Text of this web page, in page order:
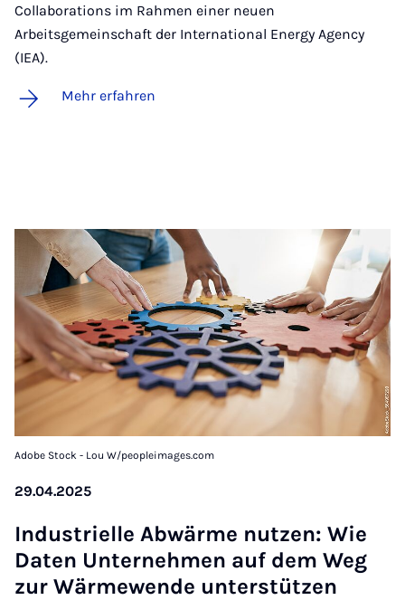
Collaborations im Rahmen einer neuen
Arbeitsgemeinschaft der International Energy Agency
(IEA).
Mehr erfahren
Adobe Stock - Lou W/peopleimages.com
29.04.2025
In­dus­tri­el­le Ab­wär­me nut­zen: Wie
Da­ten Un­ter­neh­men auf dem Weg
zur Wär­me­wen­de un­ter­stüt­zen